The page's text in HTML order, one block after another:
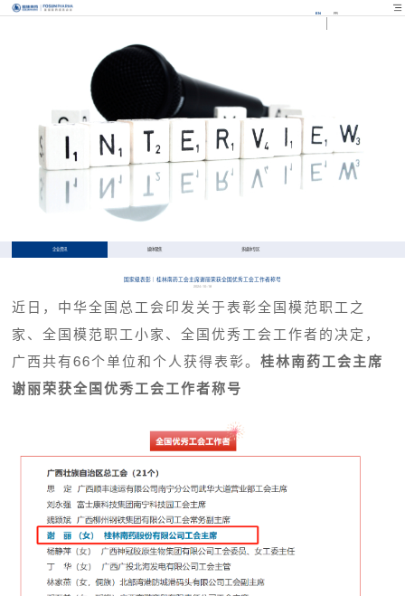
EN FR
企业资讯 媒体聚焦 多媒体专区
国家级表彰｜桂林南药工会主席谢丽荣获全国优秀工会工作者称号
2024-10-18
近日，中华全国总工会印发关于表彰全国模范职工之
家、全国模范职工小家、全国优秀工会工作者的决定，
广西共有66个单位和个人获得表彰。桂林南药工会主席
谢丽荣获全国优秀工会工作者称号